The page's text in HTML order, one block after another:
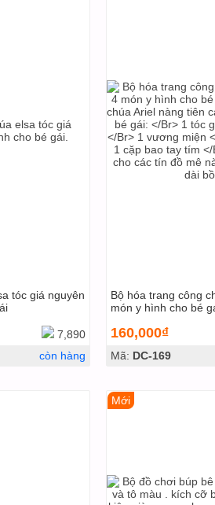
tóc giá nguyên
7,890
còn hàng
Bộ hóa trang công
món y hình cho bé
160,000₫
Mã: DC-169
Mới